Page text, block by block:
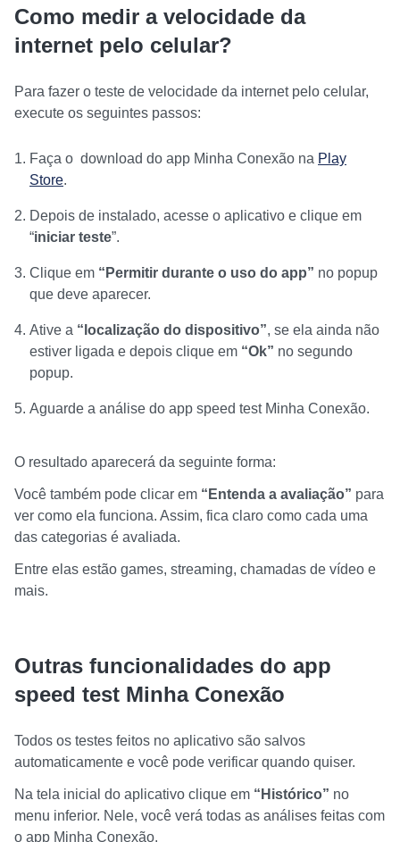
Como medir a velocidade da
internet pelo celular?
Para fazer o teste de velocidade da internet pelo celular,
execute os seguintes passos:
Faça o download do app Minha Conexão na Play
Store.
Depois de instalado, acesse o aplicativo e clique em
“iniciar teste”.
Clique em “Permitir durante o uso do app” no popup
que deve aparecer.
Ative a “localização do dispositivo”, se ela ainda não
estiver ligada e depois clique em “Ok” no segundo
popup.
Aguarde a análise do app speed test Minha Conexão.
O resultado aparecerá da seguinte forma:
Você também pode clicar em “Entenda a avaliação” para
ver como ela funciona. Assim, fica claro como cada uma
das categorias é avaliada.
Entre elas estão games, streaming, chamadas de vídeo e
mais.
Outras funcionalidades do app
speed test Minha Conexão
Todos os testes feitos no aplicativo são salvos
automaticamente e você pode verificar quando quiser.
Na tela inicial do aplicativo clique em “Histórico” no
menu inferior. Nele, você verá todas as análises feitas com
o app Minha Conexão.